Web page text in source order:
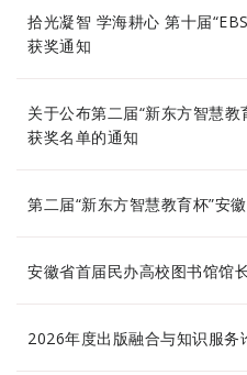
拾光凝智 学海耕心 第十届
获奖通知
关于公布第二届“新东方智慧
获奖名单的通知
第二届“新东方智慧教育杯”安
安徽省首届民办高校图书馆馆
2026年度出版融合与知识服务